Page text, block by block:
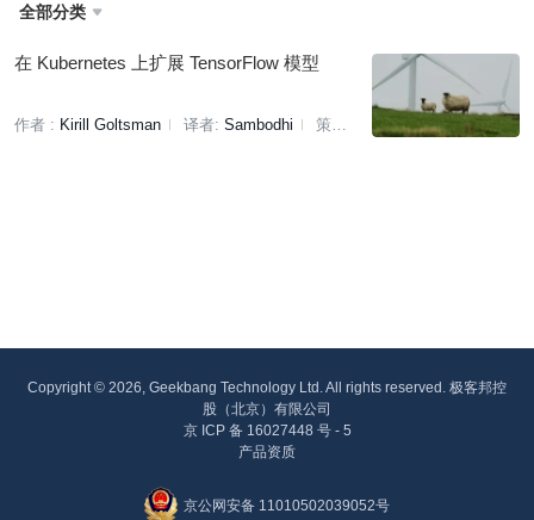
全部分类 
在 Kubernetes 上扩展 TensorFlow 模型
作者 : Kirill Goltsman 译者: Sambodhi
策划:
Copyright © 2026, Geekbang Technology Ltd. All rights reserved. 极客邦控
股（北京）有限公司
京 ICP 备 16027448 号 - 5
产品资质
京公网安备 11010502039052号